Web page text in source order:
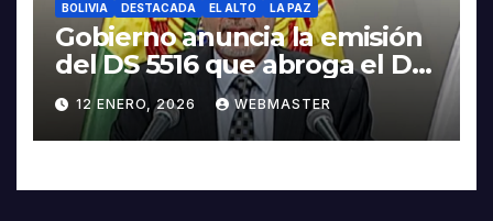
BOLIVIA DESTACADA EL ALTO LA PAZ
Gobierno anuncia la emisión
del DS 5516 que abroga el DS
5503
12 ENERO, 2026 WEBMASTER